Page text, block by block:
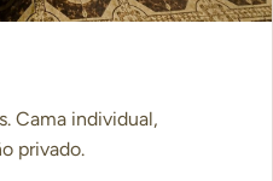
Cama individual,
privado.